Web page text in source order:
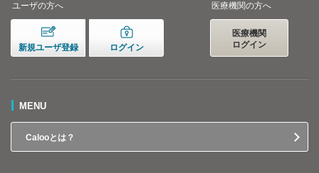
ユーザの方へ
新規ユーザ登録 ログイン
医療機関の方へ
医療機関
ログイン
MENU
Calooとは？